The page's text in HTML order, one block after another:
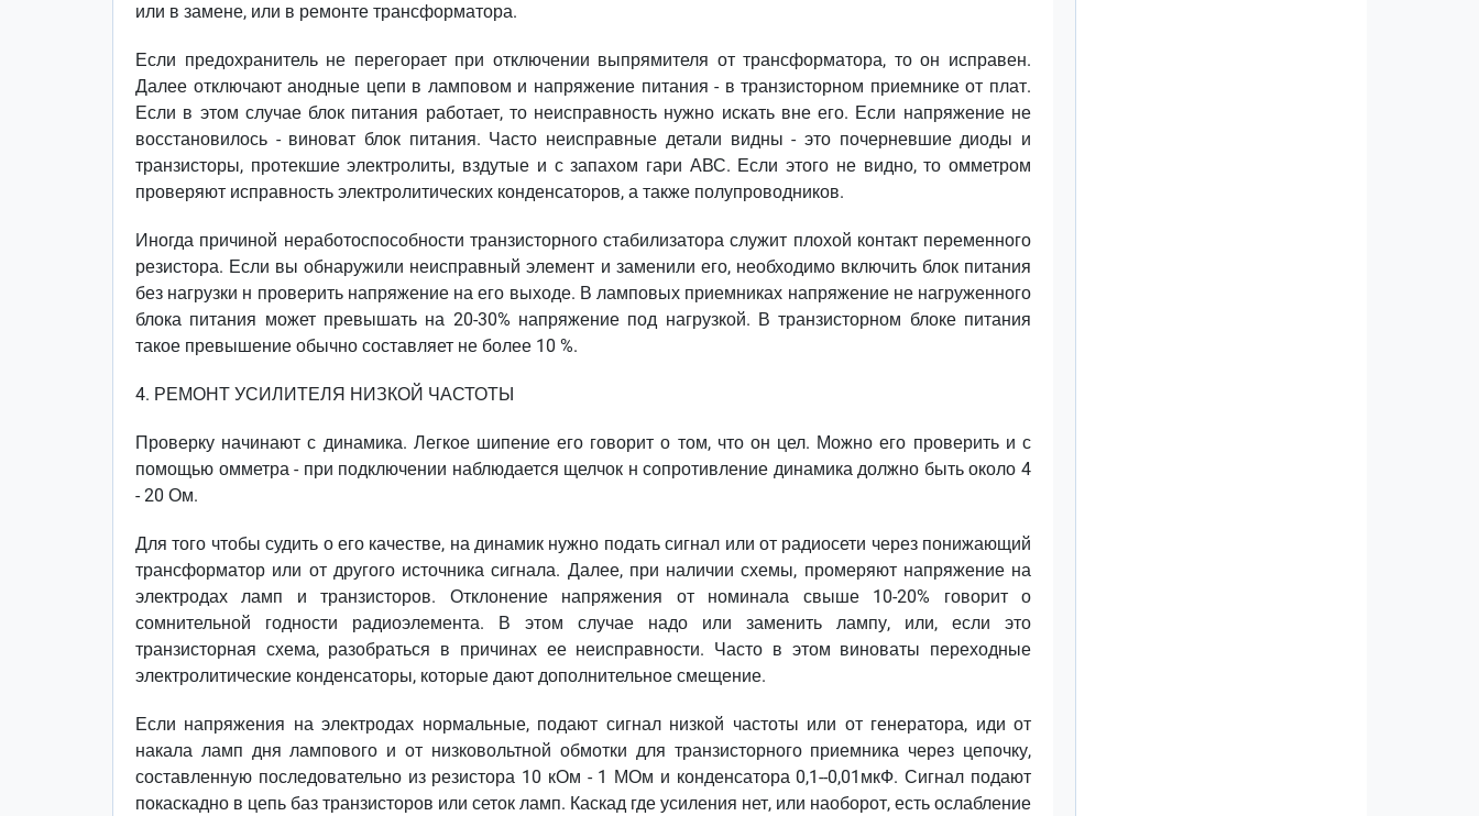
или в замене, или в ремонте трансформатора.
Если предохранитель не перегорает при отключении выпрямителя от трансформатора, то он исправен.
Далее отключают анодные цепи в ламповом и напряжение питания - в транзисторном приемнике от плат.
Если в этом случае блок питания работает, то неисправность нужно искать вне его. Если напряжение не
восстановилось - виноват блок питания. Часто неисправные детали видны - это почерневшие диоды и
транзисторы, протекшие электролиты, вздутые и с запахом гари АВС. Если этого не видно, то омметром
проверяют исправность электролитических конденсаторов, а также полупроводников.
Иногда причиной неработоспособности транзисторного стабилизатора служит плохой контакт переменного
резистора. Если вы обнаружили неисправный элемент и заменили его, необходимо включить блок питания
без нагрузки н проверить напряжение на его выходе. В ламповых приемниках напряжение не нагруженного
блока питания может превышать на 20-30% напряжение под нагрузкой. В транзисторном блоке питания
такое превышение обычно составляет не более 10 %.
4. РЕМОНТ УСИЛИТЕЛЯ НИЗКОЙ ЧАСТОТЫ
Проверку начинают с динамика. Легкое шипение его говорит о том, что он цел. Можно его проверить и с
помощью омметра - при подключении наблюдается щелчок н сопротивление динамика должно быть около 4
- 20 Ом.
Для того чтобы судить о его качестве, на динамик нужно подать сигнал или от радиосети через понижающий
трансформатор или от другого источника сигнала. Далее, при наличии схемы, промеряют напряжение на
электродах ламп и транзисторов. Отклонение напряжения от номинала свыше 10-20% говорит о
сомнительной годности радиоэлемента. В этом случае надо или заменить лампу, или, если это
транзисторная схема, разобраться в причинах ее неисправности. Часто в этом виноваты переходные
электролитические конденсаторы, которые дают дополнительное смещение.
Если напряжения на электродах нормальные, подают сигнал низкой частоты или от генератора, иди от
накала ламп дня лампового и от низковольтной обмотки для транзисторного приемника через цепочку,
составленную последовательно из резистора 10 кОм - 1 МОм и конденсатора 0,1--0,01мкФ. Сигнал подают
покаскадно в цепь баз транзисторов или сеток ламп. Каскад где усиления нет, или наоборот, есть ослабление